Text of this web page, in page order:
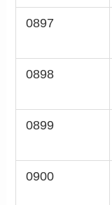
0897
0898
0899
0900